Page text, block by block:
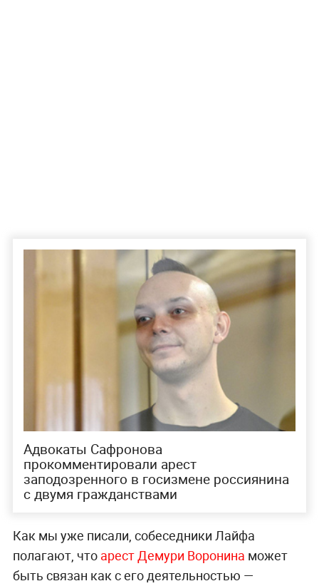
Адвокаты Сафронова
прокомментировали арест
заподозренного в госизмене россиянина
с двумя гражданствами
Как мы уже писали, собеседники Лайфа
полагают, что арест Демури Воронина может
быть связан как с его деятельностью —